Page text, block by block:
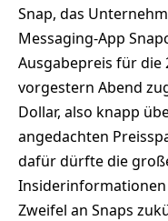
Snap, das
Messaging-App
Ausgabepreis für die
vorgestern Abend
Dollar, also knapp
angedachten
dafür dürfte die
Zweifel an Snaps